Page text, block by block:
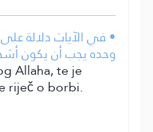
• في الآيات دلالة
وحده يجب أن يكون
Allaha, te je
riječ o borbi.